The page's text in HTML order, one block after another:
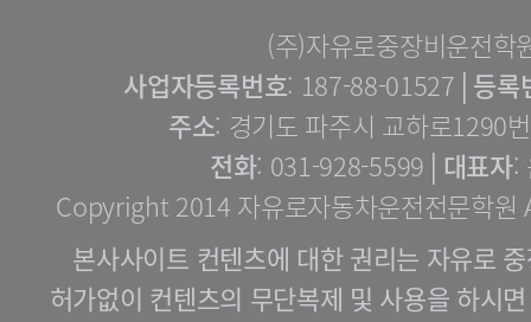
(주)자유로중장비운전학
사업자등록번호: 187-88-01527│ 등록
주소: 경기도 파주시 교하로1290
전화: 031-928-5599│ 대표자:
Copyright 2014 자유로자동차운전전문학
본사사이트 컨텐츠에 대한 권리는 자유로
허가없이 컨텐츠의 무단복제 및 사용을 하시